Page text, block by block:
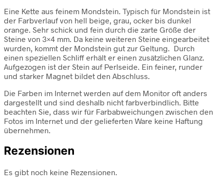
Eine Kette aus feinem Mondstein. Typisch für Mondstein ist
der Farbverlauf von hell beige, grau, ocker bis dunkel
orange. Sehr schick und fein durch die zarte Größe der
Steine von 3×4 mm. Da keine weiteren Steine eingearbeitet
wurden, kommt der Mondstein gut zur Geltung. Durch
einen speziellen Schliff erhält er einen zusätzlichen Glanz.
Aufgezogen ist der Stein auf Perlseide. Ein feiner, runder
und starker Magnet bildet den Abschluss.
Die Farben im Internet werden auf dem Monitor oft anders
dargestellt und sind deshalb nicht farbverbindlich. Bitte
beachten Sie, dass wir für Farbabweichungen zwischen den
Fotos im Internet und der gelieferten Ware keine Haftung
übernehmen.
Rezensionen
Es gibt noch keine Rezensionen.